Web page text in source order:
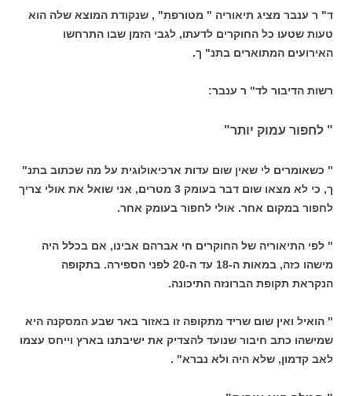
ד" ר ענבר מציג תיאוריה " מטורפת" , שנקודת המוצא שלה הוא
טעות שטעו כל החוקרים לדעתו, לגבי הזמן שבו התרחשו
האירועים המתוארים בתנ" ך.
רשות הדיבור לד" ר ענבר:
" לחפור עמוק יותר"
" כשאומרים לי שאין שום עדות ארכיאולוגית על מה שכתוב בתנ"
ך, כי לא מצאו שום דבר בעומק 3 מטרים, אני שואל את אולי צריך
לחפור במקום אחר. אולי לחפור בעומק אחר.
" לפי התיאוריה של החוקרים חי אברהם אבינו, אם בכלל היה
מישהו כזה, במאות ה-18 עד ה-20 לפני הספירה. בתקופה
הנקראת תקופת הברונזה התיכונה.
" הואיל ואין שום שריד מתקופה זו באזור באר שבע המסקנה היא
שמישהו כתב חיבור שנועד להצדיק את ישיבתנו בארץ וייחס עצמו
לאב קדמון, שלא היה ולא נברא" .